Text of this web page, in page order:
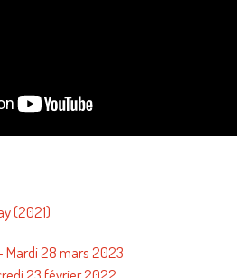
(2021)
Mardi 28 mars 2023